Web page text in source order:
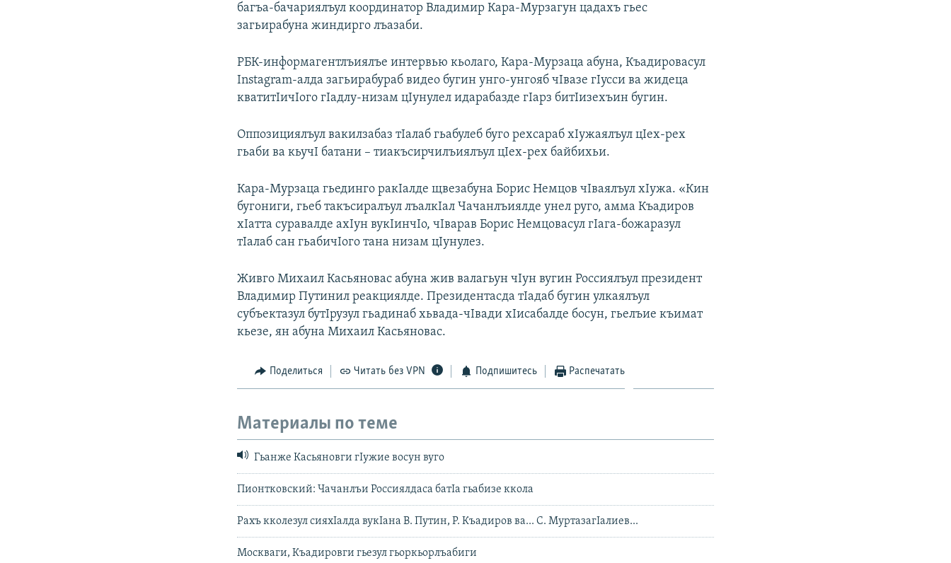
багъа-бачариялъул координатор Владимир Кара-Мурзагун цадахъ гьес
загьирабуна жиндирго лъазаби.
РБК-информагентлъиялъе интервью кьолаго, Кара-Мурзаца абуна, Къадировасул
Instagram-алда загьирабураб видео бугин унго-унгояб чIвазе гIусси ва жидеца
кватитIичIого гIадлу-низам цIунулел идарабазде гIарз битIизехъин бугин.
Оппозициялъул вакилзабаз тIалаб гьабулеб буго рехсараб хIужаялъул цIех-рех
гьаби ва кьучI батани – тиакъсирчилъиялъул цIех-рех байбихьи.
Кара-Мурзаца гьединго ракIалде щвезабуна Борис Немцов чIваялъул хIужа. «Кин
бугониги, гьеб такъсиралъул лъалкIал Чачанлъиялде унел руго, амма Къадиров
хIатта суравалде ахIун вукIинчIо, чIварав Борис Немцовасул гIага-божаразул
тIалаб сан гьабичIого тана низам цIунулез.
Живго Михаил Касьяновас абуна жив валагьун чIун вугин Россиялъул президент
Владимир Путинил реакциялде. Президентасда тIадаб бугин улкаялъул
субъектазул бутIрузул гьадинаб хьвада-чIвади хIисабалде босун, гьелъие къимат
кьезе, ян абуна Михаил Касьяновас.
Поделиться Читать без VPN Подпишитесь Распечатать
Материалы по теме
Гьанже Касьяновги гIужие восун вуго
Пионтковский: Чачанлъи Россиялдаса батIа гьабизе ккола
Рахъ кколезул сияхIалда вукIана В. Путин, Р. Къадиров ва... С. МуртазагIалиев...
Москваги, Къадировги гьезул гьоркьорлъабиги